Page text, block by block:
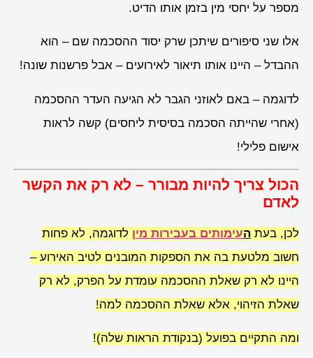
מספר על יחסי מין בזמן אותו הדיט.
אלו שני סיפורים שיתכן שרק יסוד ההסכמה שם – הוא
ההבדל – היינו אותו תיאור לאירועים – אבל פרשנות שונה!
לדוגמה – באם לאוזני הגבר לא הגיעה העדר ההסכמה
(אחרי שהייתה הסכמה בסיסית ליחסים) קשה לראות
אישום פלילי!
הכול צריך להיות מבורר – לא רק את הקשר
לאדם
לכן, בעת העימותים בעבירות מין לדוגמה, לא פחות
חשוב מלטעת בה את הספקות המובנים לטיב האירוע –
היינו לא רק שאלת ההסכמה עומדת על הפרק, לא רק
שאלת הזיהוי, אלא שאלת ההסכמה למה!
ומה התקיים בפועל (בנקודת הראות שלה)!